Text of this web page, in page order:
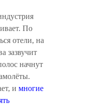
По
отели, на
зазвучит
начнут
и многие